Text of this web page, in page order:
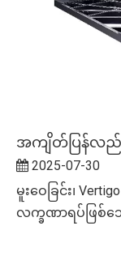
2025-07-30
မူးဝေခြင်း၊
လက္ခဏာရပ်ဖြစ်